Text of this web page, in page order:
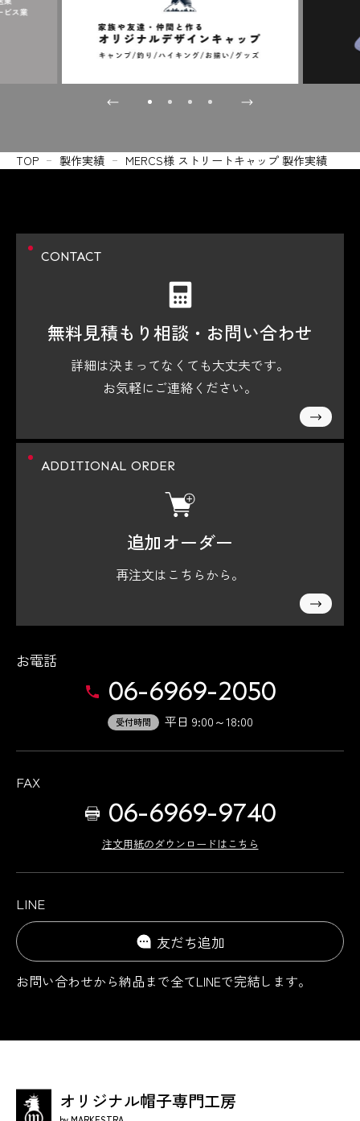
TOP 製作実績 MERCS様 ストリートキャップ 製作実績
CONTACT
無料見積もり相談・ お問い合わせ
詳細は決まってなくても大丈夫です。
お気軽にご連絡ください。
ADDITIONAL ORDER
追加オーダー
再注文はこちらから。
お電話
06-6969-2050
受付時間 平日 9:00～18:00
FAX
06-6969-9740
注文用紙のダウンロードはこちら
LINE
友だち追加
お問い合わせから納品まで全てLINEで完結します。
オリジナル帽子専門工房